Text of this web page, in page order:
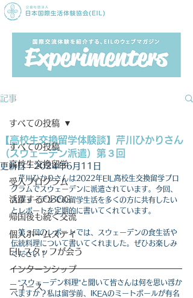
記事
すべての投稿
高校生交換留学
受入プログラム
活躍するOBOG
帰国後も続く交流
個人ホームステイ
EILスタッフが会う
インターンシップ
ニュース
すべての投稿
【高校生交換留学体験談】芹川ひかりさん
（スウェーデン派遣）第３回
更新日：2024年6月11日
芹川ひかりさんは2022年EIL高校生交換留学プロ
グラムでスウェーデンに派遣されています。今回、
スウェーデンでの留学生活を多くの方に共有したい
とレポートを定期的に書いてくれています。
第３回のレポートでは、スウェーデンの食生活や
伝統料理について書いてくれました。ぜひお楽しみ
ください！
“スウェーデン料理”と聞いて皆さんは何を思い浮か
べますか？私は留学前、IKEAのミートボールが有名